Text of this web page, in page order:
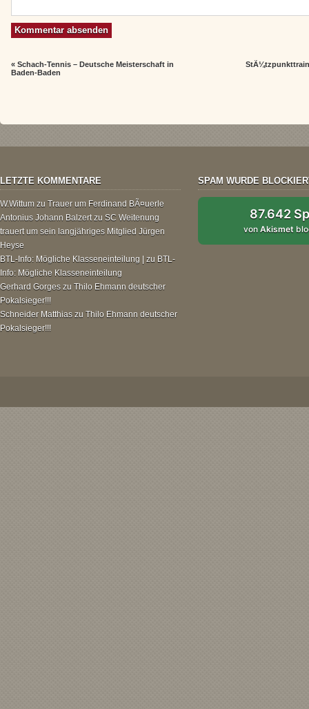
«Schach-Tennis – Deutsche Meisterschaft in
Baden-Baden
LETZTE KOMMENTARE
W.Wittum zu Trauer um Ferdinand BÃ¤uerle
Antonius Johann Balzertzu SC Weitenung
trauert um sein langjähriges Mitglied Jürgen
Heyse
BTL-Info: Mögliche Klasseneinteilung | zu BTL-
Info: Mögliche Klasseneinteilung
Gerhard Gorges zu Thilo Ehmann deutscher
Pokalsieger!!!
Schneider Matthias zu Thilo Ehmann deutscher
Pokalsieger!!!
SPAM WURDE
87.642
vonAkismet